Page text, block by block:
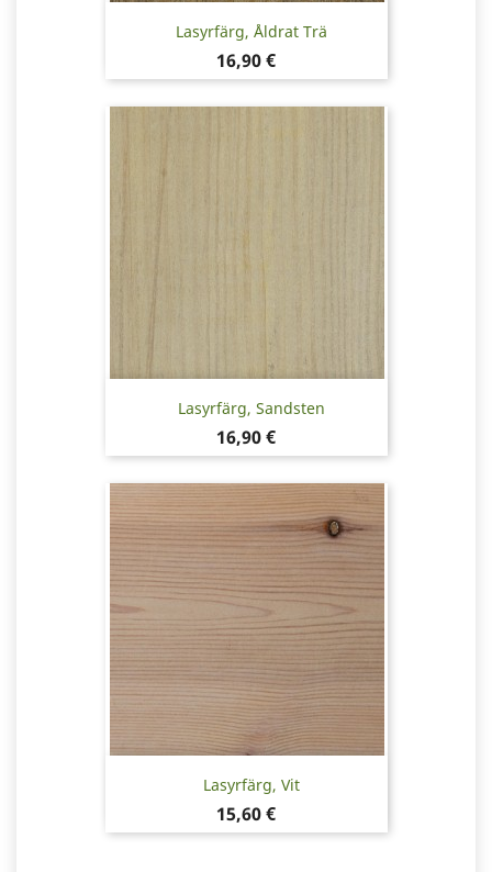
Lasyrfärg, Åldrat Trä
Pris
16,90 €
Lasyrfärg, Sandsten
Pris
16,90 €
Lasyrfärg, Vit
Pris
15,60 €